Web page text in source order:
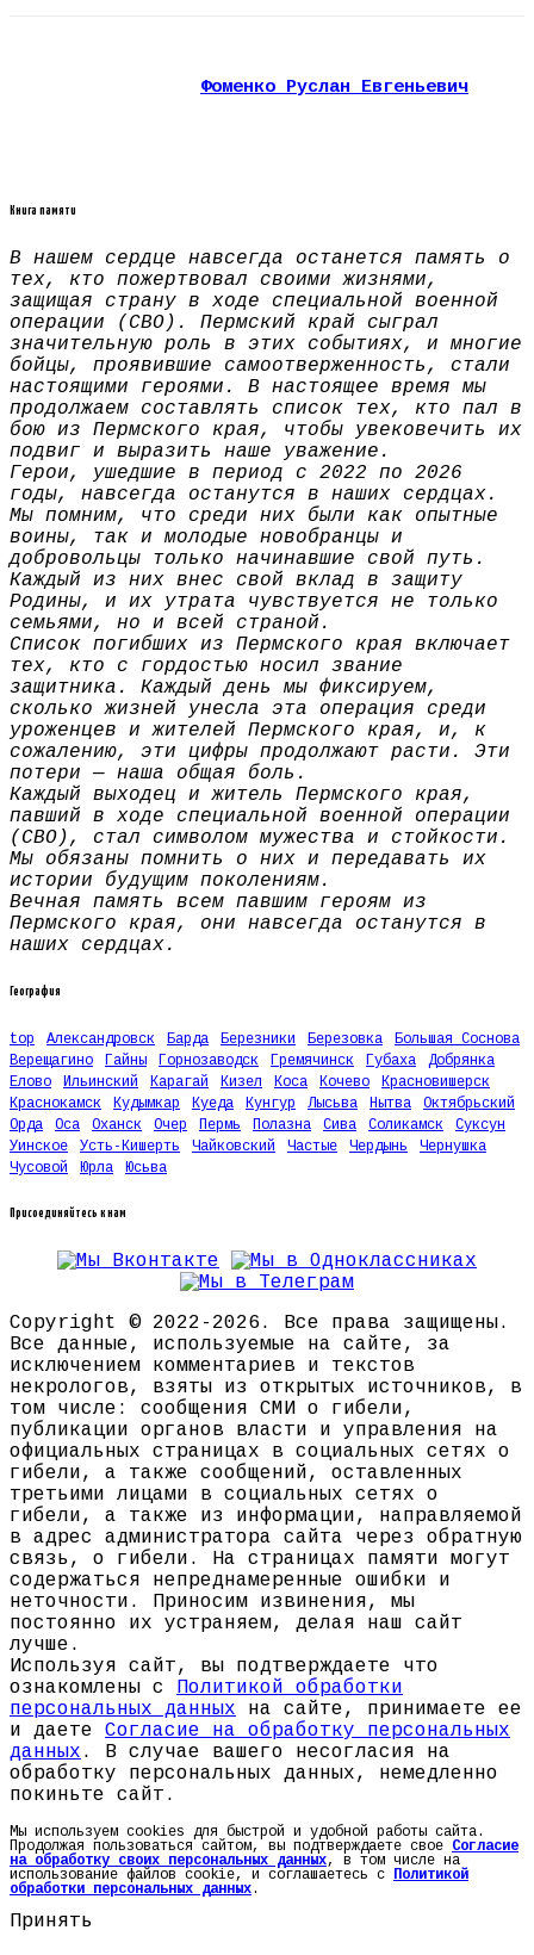
Фоменко Руслан Евгеньевич
Книга памяти
В нашем сердце навсегда останется память о
тех, кто пожертвовал своими жизнями,
защищая страну в ходе специальной военной
операции (СВО). Пермский край сыграл
значительную роль в этих событиях, и многие
бойцы, проявившие самоотверженность, стали
настоящими героями. В настоящее время мы
продолжаем составлять список тех, кто пал в
бою из Пермского края, чтобы увековечить их
подвиг и выразить наше уважение.
Герои, ушедшие в период с 2022 по 2026
годы, навсегда останутся в наших сердцах.
Мы помним, что среди них были как опытные
воины, так и молодые новобранцы и
добровольцы только начинавшие свой путь.
Каждый из них внес свой вклад в защиту
Родины, и их утрата чувствуется не только
семьями, но и всей страной.
Список погибших из Пермского края включает
тех, кто с гордостью носил звание
защитника. Каждый день мы фиксируем,
сколько жизней унесла эта операция среди
уроженцев и жителей Пермского края, и, к
сожалению, эти цифры продолжают расти. Эти
потери — наша общая боль.
Каждый выходец и житель Пермского края,
павший в ходе специальной военной операции
(СВО), стал символом мужества и стойкости.
Мы обязаны помнить о них и передавать их
истории будущим поколениям.
Вечная память всем павшим героям из
Пермского края, они навсегда останутся в
наших сердцах.
География
top Александровск Барда Березники Березовка
Большая Соснова
Верещагино
Гайны Горнозаводск Гремячинск Губаха
Добрянка
Елово
Ильинский Карагай Кизел Коса Кочево
Красновишерск
Краснокамск
Кудымкар Куеда Кунгур Лысьва Нытва
Октябрьский
Орда
Оса Оханск Очер Пермь Полазна Сива Соликамск
Суксун
Уинское
Усть-Кишерть Чайковский Частые Чердынь
Чернушка
Чусовой
Юрла Юсьва
Присоединяйтесь к нам
Copyright © 2022-2026. Все права защищены.
Все данные, используемые на сайте, за
исключением комментариев и текстов
некрологов, взяты из открытых источников, в
том числе: сообщения СМИ о гибели,
публикации органов власти и управления на
официальных страницах в социальных сетях о
гибели, а также сообщений, оставленных
третьими лицами в социальных сетях о
гибели, а также из информации, направляемой
в адрес администратора сайта через обратную
связь, о гибели. На страницах памяти могут
содержаться непреднамеренные ошибки и
неточности. Приносим извинения, мы
постоянно их устраняем, делая наш сайт
лучше.
Используя сайт, вы подтверждаете что
ознакомлены с Политикой обработки
персональных данных на сайте, принимаете ее
и даете Согласие на обработку персональных
данных . В случае вашего несогласия на
обработку персональных данных, немедленно
покиньте сайт.
Мы используем cookies для быстрой и удобной работы сайта.
Продолжая пользоваться сайтом, вы подтверждаете свое Согласие
на обработку своих персональных данных, в том числе на
использование файлов cookie, и соглашаетесь с Политикой
обработки персональных данных.
Принять